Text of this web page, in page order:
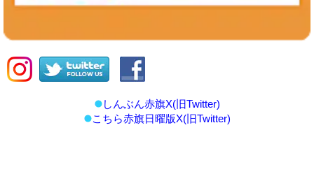
しんぶん赤旗X(旧Twitter)
こちら赤旗日曜版X(旧Twitter)